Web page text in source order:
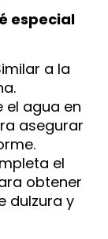
especial
a la
el agua en
asegurar
el
obtener
dulzura y